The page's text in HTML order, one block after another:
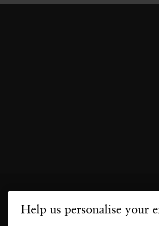
KUNDESERVICE
Help us personalise your